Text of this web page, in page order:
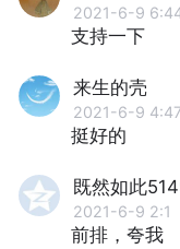
2021-6-9
支持一下
来生的壳
2021-6-9
挺好的
既然如此
2021-6-9 2:1
前排，夸我